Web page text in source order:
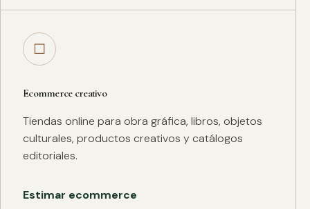
□
Ecommerce creativo
Tiendas online para obra gráfica, libros, objetos
culturales, productos creativos y catálogos
editoriales.
Estimar ecommerce